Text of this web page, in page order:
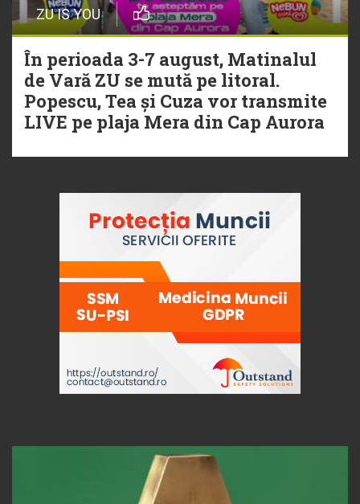
ZU IS YOU
În perioada 3-7 august, Matinalul
de Vară ZU se mută pe litoral.
Popescu, Tea și Cuza vor transmite
LIVE pe plaja Mera din Cap Aurora